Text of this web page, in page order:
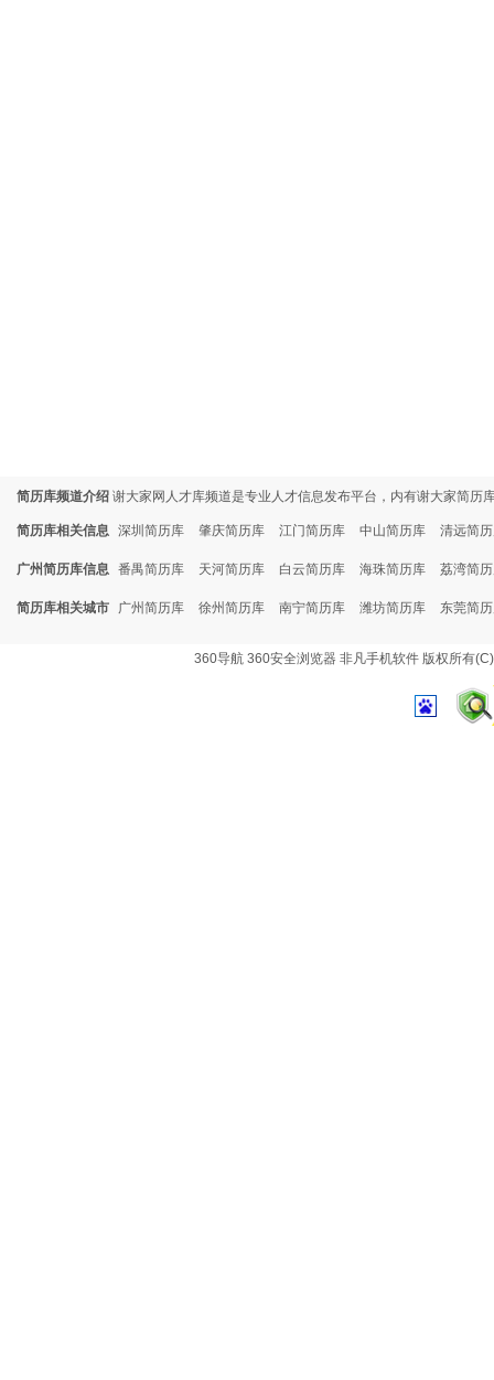
简历库频道介绍 谢大家网人才库频道是专业人才信息发布平台，内有谢大家简
简历库相关信息 深圳简历库 肇庆简历库 江门简历库 中山简历库 清远简
广州简历库信息 番禺简历库 天河简历库 白云简历库 海珠简历库 荔湾简
简历库相关城市 广州简历库 徐州简历库 南宁简历库 潍坊简历库 东莞简
360导航 360安全浏览器 非凡手机软件 版权所有